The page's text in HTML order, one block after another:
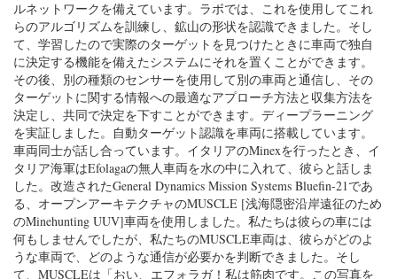
ルネットワークを備えています。ラボでは、これを使用してこれ
らのアルゴリズムを訓練し、鉱山の形状を認識できました。そし
て、学習したので実際のターゲットを見つけたときに車両で独自
に決定する機能を備えたシステムにそれを置くことができます。
その後、別の種類のセンサーを使用して別の車両と通信し、その
ターゲットに関する情報への最適なアプローチ方法と収集方法を
決定し、共同で決定を下すことができます。ディープラーニング
を実証しました。自動ターゲット認識を車両に搭載しています。
車両同士が話し合っています。イタリアのMinexを行ったとき、イ
タリア海軍はEfolagaの無人車両を水の中に入れて、彼らと話しま
した。改造されたGeneral Dynamics Mission Systems Bluefin-21であ
る、オープンアーキテクチャのMUSCLE [浅海隠密沿岸遠征のため
のMinehunting UUV]車両を使用しました。私たちは彼らの車には
何もしませんでしたが、私たちのMUSCLE車両は、彼らがどのよ
うな車両で、どのような通信が必要かを判断できました。そし
て、MUSCLEは「おい、エフォラガ！私は筋肉です。この写真を